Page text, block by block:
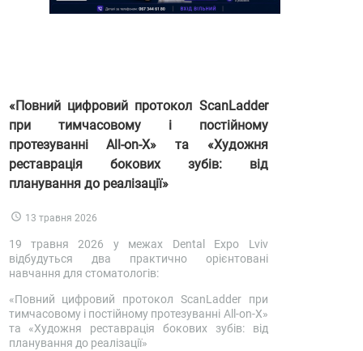
«Повний цифровий протокол ScanLadder
при тимчасовому і постійному
протезуванні All-on-X» та «Художня
реставрація бокових зубів: від
планування до реалізації»
13 травня 2026
19 травня 2026 у межах Dental Expo Lviv
відбудуться два практично орієнтовані
навчання для стоматологів:
«Повний цифровий протокол ScanLadder при
тимчасовому і постійному протезуванні All-on-X»
та «Художня реставрація бокових зубів: від
планування до реалізації»